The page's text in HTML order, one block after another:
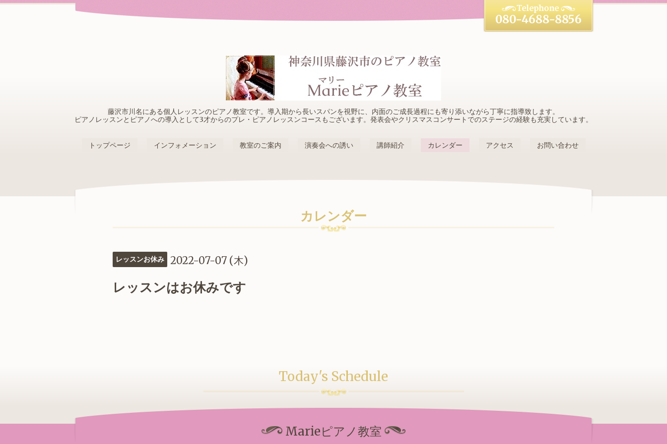
藤沢市川名にある個人レッスンのピアノ教室です。導入期から長いスパンを視野に、内面のご成長過程にも寄り添いながら丁寧に指導致します。
ピアノレッスンとピアノへの導入として3才からのプレ・ピアノレッスンコースもございます。発表会やクリスマスコンサートでのステージの経験も充実しています。
080-4688-8856
トップページ インフォメーション 教室のご案内 演奏会への誘い 講師紹介 カレンダー アクセス お問い合わせ
カレンダー
レッスンお休み 2022-07-07 (木)
レッスンはお休みです
Today's Schedule
Marieピアノ教室